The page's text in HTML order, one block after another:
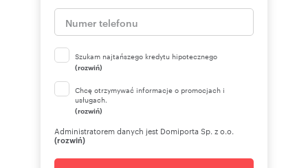
Szukam najtańszego kredytu hipotecznego
(rozwiń)
Chcę otrzymywać informacje o promocjach i
usługach.
(rozwiń)
Administratorem danych jest Domiporta Sp. z o.o.
(rozwiń)